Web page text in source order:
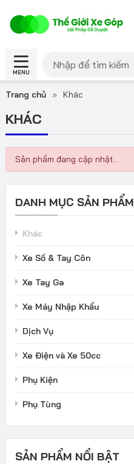
MENU
Trang chủ » Khác
KHÁC
Sản phẩm đang cập nhật...
DANH MỤC SẢN PHẨM
Khác
Xe Số & Tay Côn
Xe Tay Ga
Xe Máy Nhập Khẩu
Dịch Vụ
Xe Điện và Xe 50cc
Phụ Kiện
Phụ Tùng
SẢN PHẨM NỔI BẬT